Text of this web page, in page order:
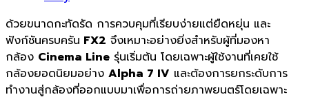
ด้วยขนาดกะทัดรัด การควบคุมที่เรียบง่ายแต่ยืดหยุ่น และ
ฟังก์ชันครบครัน FX2 จึงเหมาะอย่างยิ่งสำหรับผู้ที่มองหา
กล้อง Cinema Line รุ่นเริ่มต้น โดยเฉพาะผู้ใช้งานที่เคยใช้
กล้องยอดนิยมอย่าง Alpha 7 IV และต้องการยกระดับการ
ทำงานสู่กล้องที่ออกแบบมาเพื่อการถ่ายภาพยนตร์โดยเฉพาะ